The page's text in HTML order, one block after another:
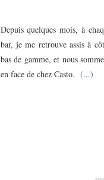
Depuis quelques mois, à
bar, je me retrouve assis à
bas de gamme, et nous
en face de chez Casto. (...)